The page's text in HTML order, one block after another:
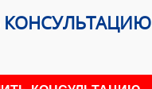
КОНСУЛЬТАЦИЮ